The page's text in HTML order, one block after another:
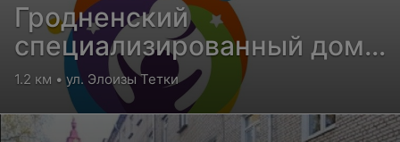
Гродненский
специализированный дом
ребенка для детей с
поражением ЦНС и
нарушением психики
1.2 км • ул. Элоизы Тетки